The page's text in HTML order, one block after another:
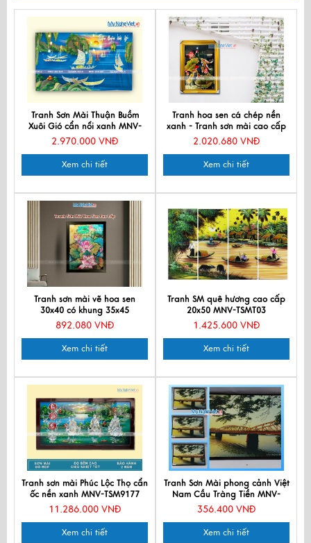
Tranh Sơn Mài Thuận Buồm
Xuôi Gió cẩn nổi xanh MNV-
TSM6129
2.970.000 VNĐ
Xem chi tiết
Tranh hoa sen cá chép nền
xanh - Tranh sơn mài cao cấp
2.020.680 VNĐ
Xem chi tiết
Tranh sơn mài vẽ hoa sen
30x40 có khung 35x45
TSM3545-1.14
892.080 VNĐ
Xem chi tiết
Tranh SM quê hương cao cấp
20x50 MNV-TSMT03
1.425.600 VNĐ
Xem chi tiết
Tranh sơn mài Phúc Lộc Thọ cẩn
ốc nền xanh MNV-TSM9177
11.286.000 VNĐ
Xem chi tiết
Tranh Sơn Mài phong cảnh Việt
Nam Cầu Tràng Tiền MNV-
TSMTB11-1
356.400 VNĐ
Xem chi tiết